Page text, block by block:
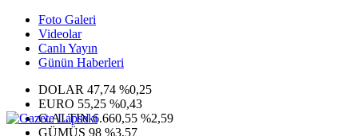
Foto Galeri
Videolar
Canlı Yayın
Günün Haberleri
DOLAR 47,74 %0,25
EURO 55,25 %0,43
G.ALTIN6.660,55 %2,59
GÜMÜŞ 98 %3,57